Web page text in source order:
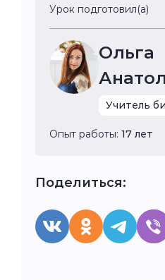
Урок подготовил(а)
Ольга
Учитель
Опыт работы: 17 лет
Поделиться: